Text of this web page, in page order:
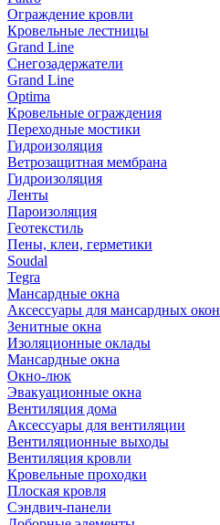
Ограждение кровли
Кровельные лестницы
Grand Line
Снегозадержатели
Grand Line
Optima
Кровельные ограждения
Переходные мостики
Гидроизоляция
Ветрозащитная мембрана
Гидроизоляция
Ленты
Пароизоляция
Геотекстиль
Пены, клеи, герметики
Soudal
Tegra
Мансардные окна
Аксессуары для мансардных окон
Зенитные окна
Изоляционные оклады
Мансардные окна
Окно-люк
Эвакуационные окна
Вентиляция дома
Аксессуары для вентиляции
Вентиляционные выходы
Вентиляция кровли
Кровельные проходки
Плоская кровля
Сэндвич-панели